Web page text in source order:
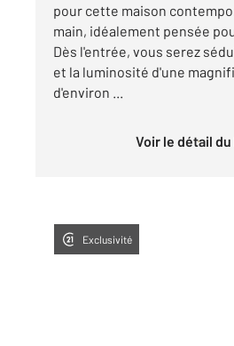
pour cette maison
main, idéalement pensée
Dès l'entrée, vous serez
et la luminosité d'une
d'environ ...
Voir le détail
Exclusivité